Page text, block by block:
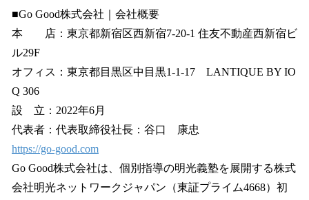
■Go Good株式会社｜会社概要
本 店：東京都新宿区西新宿7-20-1 住友不動産西新宿ビ
ル29F
オフィス：東京都目黒区中目黒1-1-17 LANTIQUE BY IO
Q 306
設 立：2022年6月
代表者：代表取締役社長：谷口 康忠
https://go-good.com
Go Good株式会社は、個別指導の明光義塾を展開する株式
会社明光ネットワークジャパン（東証プライム4668）初